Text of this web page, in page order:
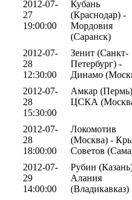
2012-07-
27
19:00:00
Кубань
(Краснодар) -
Мордовия
(Саранск)
2012-07-
28
12:30:00
Зенит (Санкт-
Петербург) -
Динамо
2012-07-
28
15:30:00
Амкар
ЦСКА
2012-07-
28
18:00:00
Локомотив
(Москва) -
Советов
2012-07-
29
14:00:00
Рубин
Алания
(Владикавказ)